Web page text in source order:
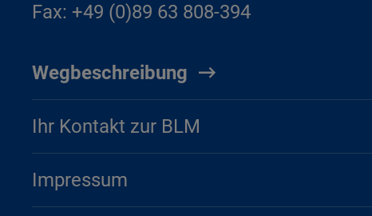
Fax: +49 (0)89 63 808-394
Wegbeschreibung
Ihr Kontakt zur BLM
Impressum